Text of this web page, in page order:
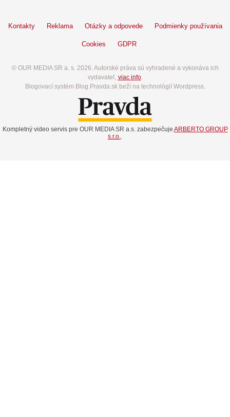
Kontakty Reklama Otázky a odpovede Podmienky používania
Cookies GDPR
© OUR MEDIA SR a. s. 2026. Autorské práva sú vyhradené a vykonáva ich
vydavateľ, viac info.
Blogovací systém Blog.Pravda.sk beží na technológií Wordpress.
Kompletný video servis pre OUR MEDIA SR a.s. zabezpečuje ARBERTO GROUP
s.r.o..